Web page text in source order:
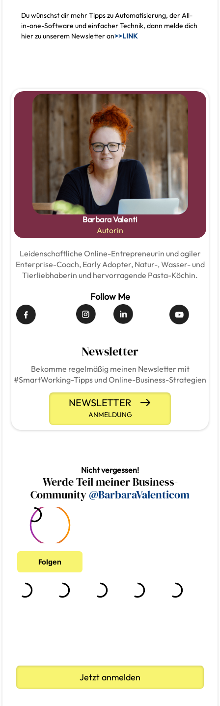
Du wünschst dir mehr Tipps zu Automatisierung, der All-
in-one-Software und einfacher Technik, dann melde dich
hier zu unserem Newsletter an>>LINK
Barbara Valenti
Autorin
Leidenschaftliche Online-Entrepreneurin und agiler
Enterprise-Coach, Early Adopter, Natur-, Wasser- und
Tierliebhaberin und hervorragende Pasta-Köchin.
Follow Me
Newsletter
Bekomme regelmäßig meinen Newsletter mit
#SmartWorking-Tipps und Online-Business-Strategien
NEWSLETTER
ANMELDUNG
Nicht vergessen!
Werde Teil meiner Business-
Community @BarbaraValenticom
Jetzt anmelden